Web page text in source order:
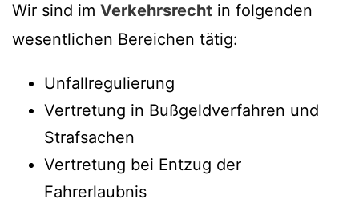
Wir sind im Verkehrsrecht in folgenden
wesentlichen Bereichen tätig:
Unfallregulierung
Vertretung in Bußgeldverfahren und
Strafsachen
Vertretung bei Entzug der
Fahrerlaubnis